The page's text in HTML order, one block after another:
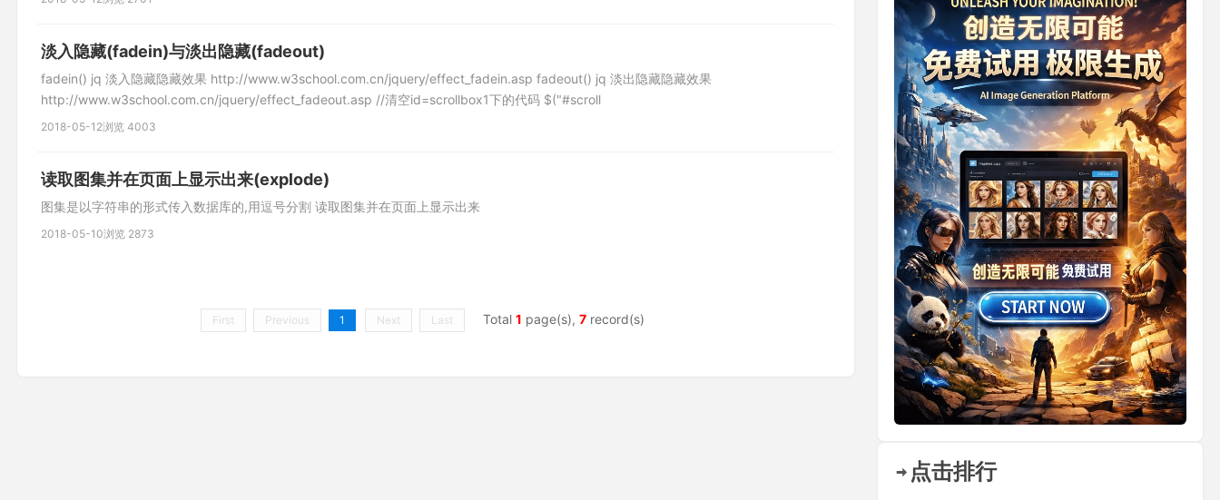
淡入隐藏(fadein)与淡出隐藏(fadeout)
fadein() jq 淡入隐藏隐藏效果 http://www.w3school.com.cn/jquery/effect_fadein.asp fadeout() jq 淡出隐藏隐藏效果
http://www.w3school.com.cn/jquery/effect_fadeout.asp //清空id=scrollbox1下的代码 $("#scroll
2018-05-12浏览 4003
读取图集并在页面上显示出来(explode)
图集是以字符串的形式传入数据库的,用逗号分割 读取图集并在页面上显示出来
2018-05-10浏览 2873
First Previous 1 Next Last Total 1 page(s), 7record(s)
点击排行